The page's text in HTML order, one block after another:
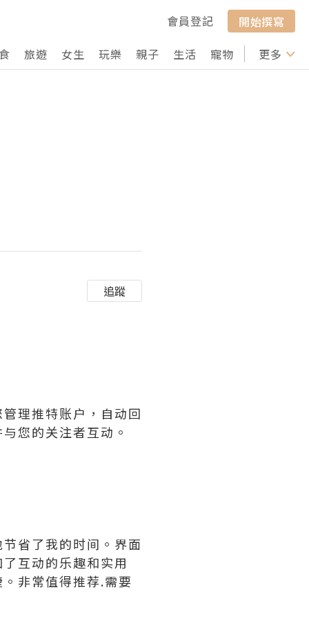
會員登記
開始撰寫
旅遊 女生 玩樂 親子 生活 寵物 行山 打卡
更多
追蹤
理推特账户，自动回
您的关注者互动。
省了我的时间。界面
互动的乐趣和实用
非常值得推荐.需要